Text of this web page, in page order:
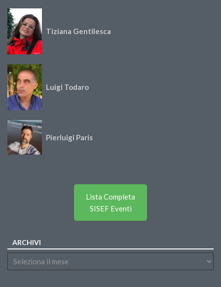
Tiziana Gentilesca
Luigi Todaro
Pierluigi Paris
Lista Completa
SISEF Eventi
ARCHIVI